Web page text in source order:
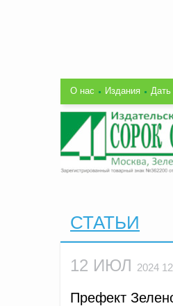
О нас Издания
СТАТЬИ
12 ИЮЛ 2024
Префект